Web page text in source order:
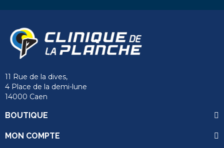
11 Rue de la dives,
4 Place de la demi-lune
14000 Caen
BOUTIQUE
MON COMPTE